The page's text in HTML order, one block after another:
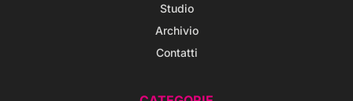
Studio
Archivio
Contatti